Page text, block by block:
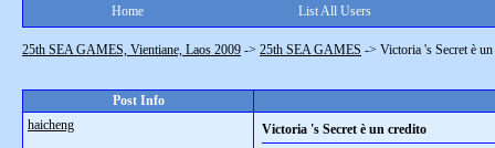
Home List All Users
25th SEA GAMES, Vientiane, Laos 2009 -> 25th SEA GAMES -> Victoria 's Secret è
Post Info
haicheng
Victoria 's Secret è un credito